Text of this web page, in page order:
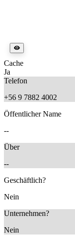
Cache
Ja
Telefon
+56 9 7882 4002
Öffentlicher Name
--
Über
--
Geschäftlich?
Nein
Unternehmen?
Nein